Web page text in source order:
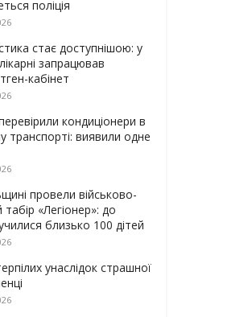
поліція
стає доступнішою: у
запрацював
кабінет
кондиціонери в
транспорті: виявили одне
провели військово-
«Легіонер»: до
близько 100 дітей
унаслідок страшної